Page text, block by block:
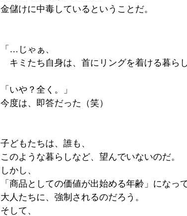
金儲けに中毒しているということだ。
「…じゃぁ、
キミたち自身は、首にリングを着ける暮ら
「いや？全く。」
今度は、即答だった（笑）
子どもたちは、誰も、
このような暮らしなど、望んでいないのだ。
しかし、
「商品としての価値が出始める年齢」になっ
大人たちに、強制されるのだろう。
そして、